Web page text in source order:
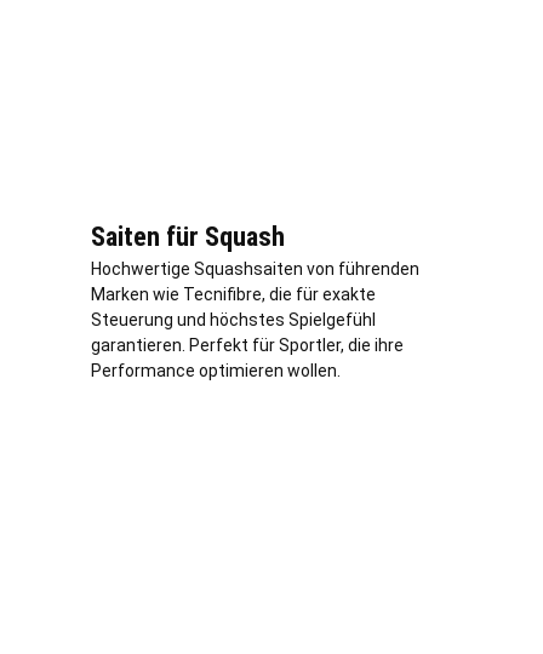
Saiten für Squash
Hochwertige Squashsaiten von führenden
Marken wie Tecnifibre, die für exakte
Steuerung und höchstes Spielgefühl
garantieren. Perfekt für Sportler, die ihre
Performance optimieren wollen.